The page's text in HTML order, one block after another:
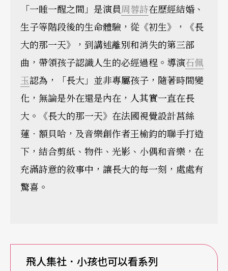
「一睡一醒之間」是演員周蓉詩在歷經結婚、
生子等階段後的生命體驗，從《初生》，《長
大的那一天》，到講述離別和消失的第三部
曲，帶領孩子認識人生的必經過程。導演石佩
玉認為，「長大」並非專屬孩子，隨著時間變
化，無論是外在還是內在，人其實一直在長
大。《長大的那一天》在法國視覺設計莒絲
蓮．額貝哈，及音樂創作者王榆鈞的聯手打造
下，結合剪紙、物件、光影、小偶和音樂，在
充滿詩意的敘事中，讓長大的每一刻，處處有
驚喜。
飛人集社．小孩也可以看系列